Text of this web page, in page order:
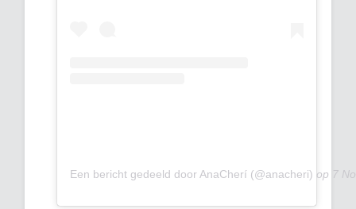
Een bericht gedeeld door AnaCherí (@anacheri) op 7